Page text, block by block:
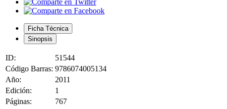
Ficha Técnica
Sinopsis
ID:
51544
Código Barras: 9786074005134
Año:
2011
Edición:
1
Páginas:
767